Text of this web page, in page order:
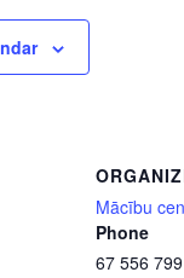
Mācību
Phone
67 556 799